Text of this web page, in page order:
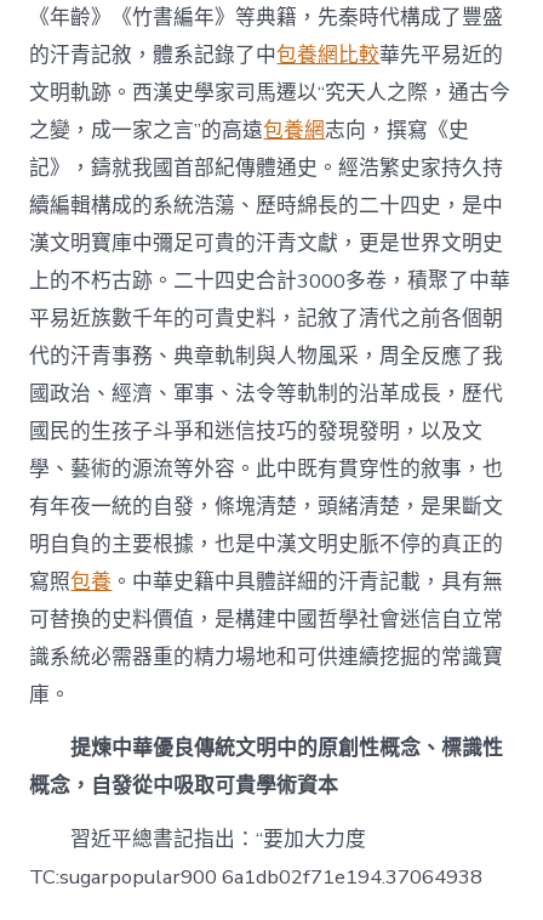
《年齡》《竹書編年》等典籍，先秦時代構成了豐盛
的汗青記敘，體系記錄了中包養網比較華先平易近的
文明軌跡。西漢史學家司馬遷以“究天人之際，通古今
之變，成一家之言”的高遠包養網志向，撰寫《史
記》，鑄就我國首部紀傳體通史。經浩繁史家持久持
續編輯構成的系統浩蕩、歷時綿長的二十四史，是中
漢文明寶庫中彌足可貴的汗青文獻，更是世界文明史
上的不朽古跡。二十四史合計3000多卷，積聚了中華
平易近族數千年的可貴史料，記敘了清代之前各個朝
代的汗青事務、典章軌制與人物風采，周全反應了我
國政治、經濟、軍事、法令等軌制的沿革成長，歷代
國民的生孩子斗爭和迷信技巧的發現發明，以及文
學、藝術的源流等外容。此中既有貫穿性的敘事，也
有年夜一統的自發，條塊清楚，頭緒清楚，是果斷文
明自負的主要根據，也是中漢文明史脈不停的真正的
寫照包養 。中華史籍中具體詳細的汗青記載，具有無
可替換的史料價值，是構建中國哲學社會迷信自立常
識系統必需器重的精力場地和可供連續挖掘的常識寶
庫。
提煉中華優良傳統文明中的原創性概念、標識性
概念，自發從中吸取可貴學術資本
習近平總書記指出：“要加大力度
TC:sugarpopular900 6a1db02f71e194.37064938